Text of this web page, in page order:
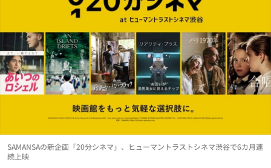
SAMANSAの新企画「20分シネマ」、ヒューマントラストシネマ渋谷で6カ月連
続上映